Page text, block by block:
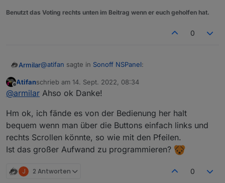
Benutzt das Voting rechts unten im Beitrag wenn er euch geholfen hat.
0
Armilar@atifan sagte in Sonoff NSPanel:
@armilar sagte in
panelRecvTopic
panelRecvTopic:
Versuche mal direkt:
Rule2 on Button1#state do Publish NSPanel/
Die Rule2 ist nicht zum Scrollen der links/rechts Seiten-
Navigation gedacht, sondern zum visualisieren von
Man könnte das sicherlich über eine zusätzliche
Offline
Atifanschrieb am 14. Sept. 2022, 08:34
zuletzt editiert von
@armilar Ahso ok Danke!
Hm ok, ich fände es von der Bedienung her halt
bequem wenn man über die Buttons einfach links und
rechts Scrollen könnte, so wie mit den Pfeilen.
Ist das großer Aufwand zu programmieren?
J 2 Antworten 0